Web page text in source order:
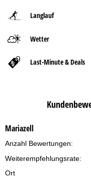
Langlauf
Wetter
Last-Minute & Deals
Mariazell
Anzahl Bewertungen:
Weiterempfehlungsrate:
Ort